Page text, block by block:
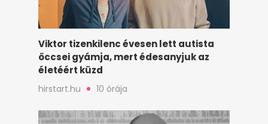
Viktor tizenkilenc évesen lett autista
öccsei gyámja, mert édesanyjuk az
életéért küzd
hirstart.hu 10 órája